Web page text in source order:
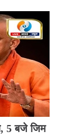
5 बजे जिम